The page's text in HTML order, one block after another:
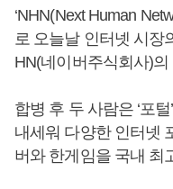
‘NHN(Next Human
로 오늘날 인터넷 시장
HN(네이버주식회사)
합병 후 두 사람은 ‘포
내세워 다양한 인터넷
버와 한게임을 국내 최